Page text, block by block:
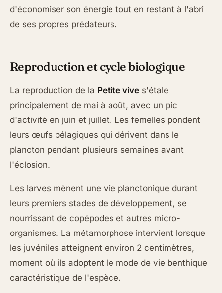
d'économiser son énergie tout en restant à l'abri
de ses propres prédateurs.
Reproduction et cycle biologique
La reproduction de la Petite vive s'étale
principalement de mai à août, avec un pic
d'activité en juin et juillet. Les femelles pondent
leurs œufs pélagiques qui dérivent dans le
plancton pendant plusieurs semaines avant
l'éclosion.
Les larves mènent une vie planctonique durant
leurs premiers stades de développement, se
nourrissant de copépodes et autres micro-
organismes. La métamorphose intervient lorsque
les juvéniles atteignent environ 2 centimètres,
moment où ils adoptent le mode de vie benthique
caractéristique de l'espèce.